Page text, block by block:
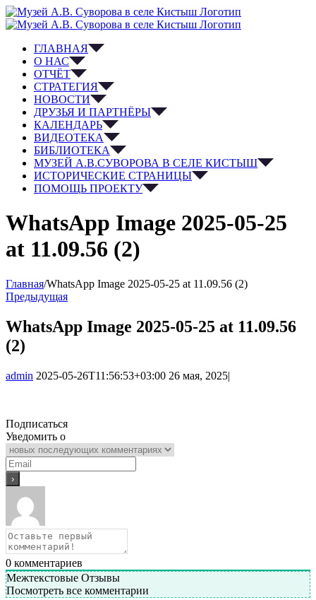
ГЛАВНАЯ
О НАС
ОТЧЁТ
СТРАТЕГИЯ
НОВОСТИ
ДРУЗЬЯ И ПАРТНЁРЫ
КАЛЕНДАРЬ
ВИДЕОТЕКА
БИБЛИОТЕКА
МУЗЕЙ А.В.СУВОРОВА В СЕЛЕ КИСТЫШ
ИСТОРИЧЕСКИЕ СТРАНИЦЫ
ПОМОЩЬ ПРОЕКТУ
WhatsApp Image 2025-05-25
at 11.09.56 (2)
Главная/WhatsApp Image 2025-05-25 at 11.09.56 (2)
Предыдущая
WhatsApp Image 2025-05-25 at 11.09.56
(2)
admin 2025-05-26T11:56:53+03:00 26 мая, 2025|
Подписаться
Уведомить о
0 комментариев
Межтекстовые Отзывы
Посмотреть все комментарии